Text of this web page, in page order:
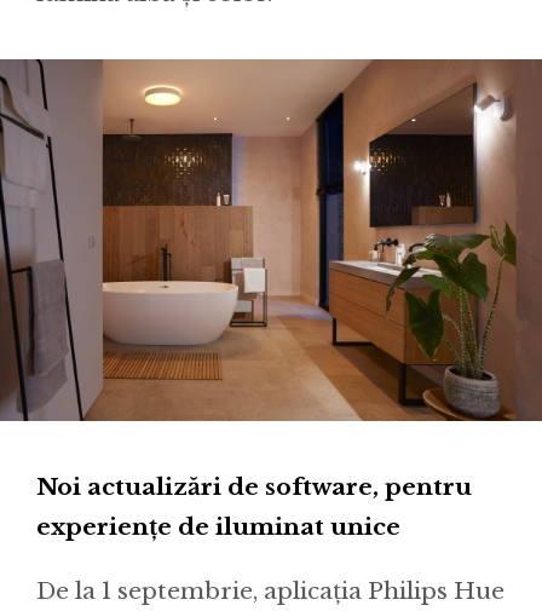
Noi actualizări de software, pentru
experiențe de iluminat unice
De la 1 septembrie, aplicația Philips Hue